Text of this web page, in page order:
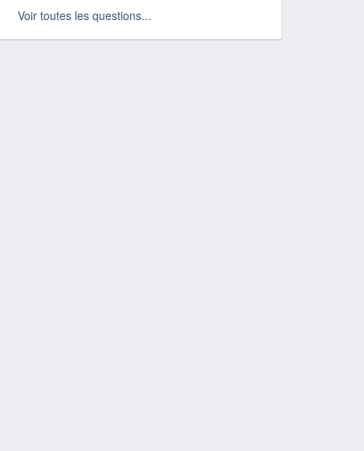
Voir toutes les questions...